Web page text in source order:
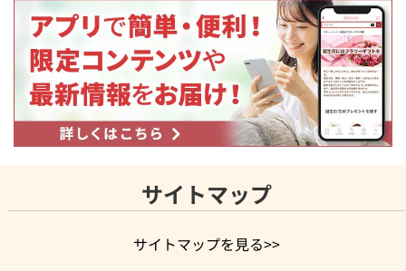
サイトマップ
サイトマップを見る>>